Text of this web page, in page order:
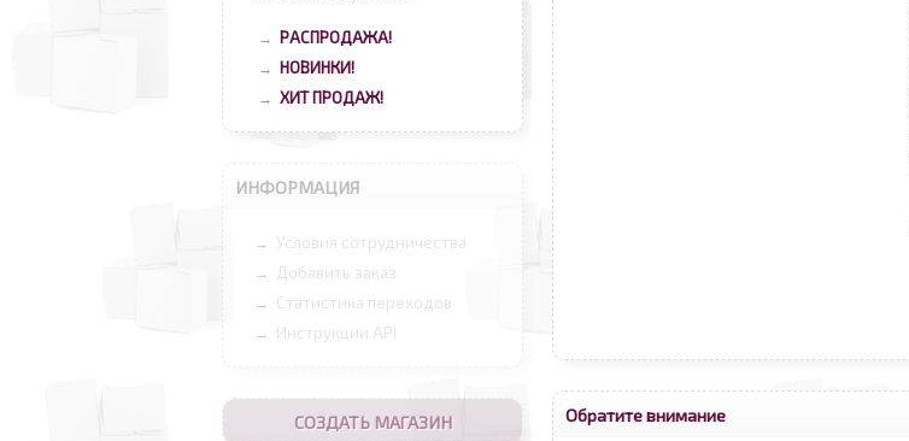
→ РАСПРОДАЖА!
→ НОВИНКИ!
→ ХИТ ПРОДАЖ!
ИНФОРМАЦИЯ
→ Условия сотрудничества
→ Добавить заказ
→ Статистика переходов
→ Инструкции API
СОЗДАТЬ МАГАЗИН Обратите внимание